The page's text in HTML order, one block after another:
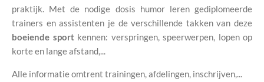
praktijk. Met de nodige dosis humor leren gediplomeerde
trainers en assistenten je deverschillende takkenvan deze
boeiende sportkennen: verspringen, speerwerpen, lopen op
korte en lange afstand,...
Alle informatie omtrent trainingen, afdelingen, inschrijven,...